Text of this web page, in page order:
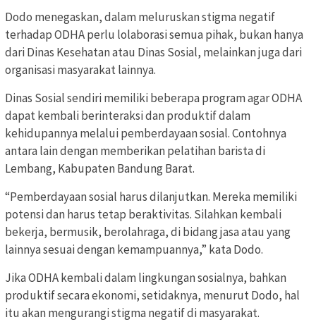
Dodo menegaskan, dalam meluruskan stigma negatif
terhadap ODHA perlu lolaborasi semua pihak, bukan hanya
dari Dinas Kesehatan atau Dinas Sosial, melainkan juga dari
organisasi masyarakat lainnya.
Dinas Sosial sendiri memiliki beberapa program agar ODHA
dapat kembali berinteraksi dan produktif dalam
kehidupannya melalui pemberdayaan sosial. Contohnya
antara lain dengan memberikan pelatihan barista di
Lembang, Kabupaten Bandung Barat.
“Pemberdayaan sosial harus dilanjutkan. Mereka memiliki
potensi dan harus tetap beraktivitas. Silahkan kembali
bekerja, bermusik, berolahraga, di bidang jasa atau yang
lainnya sesuai dengan kemampuannya,” kata Dodo.
Jika ODHA kembali dalam lingkungan sosialnya, bahkan
produktif secara ekonomi, setidaknya, menurut Dodo, hal
itu akan mengurangi stigma negatif di masyarakat.